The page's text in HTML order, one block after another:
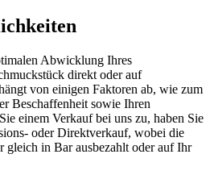
Abwicklung Ihres
direkt oder auf
von einigen Faktoren ab, wie zum
Beschaffenheit sowie Ihren
einem Verkauf bei uns zu, haben Sie
oder Direktverkauf, wobei die
gleich in Bar ausbezahlt oder auf Ihr